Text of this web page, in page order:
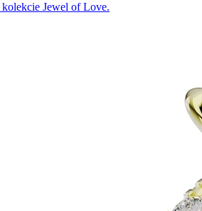
kolekcie Jewel of Love.